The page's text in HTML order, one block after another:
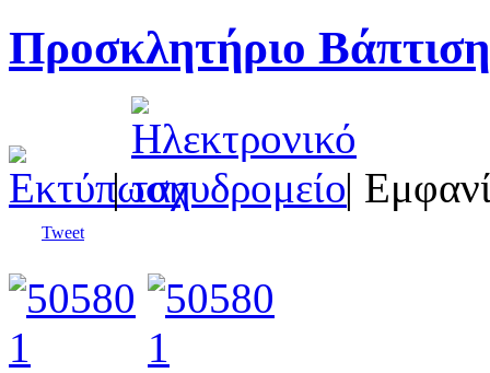
Προσκλητήριο
| |
Tweet